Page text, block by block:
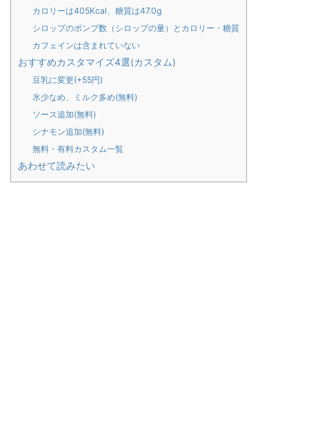
カロリーは405Kcal、糖質は47.0g
シロップのポンプ数（シロップの量）とカロリー・糖質
カフェインは含まれていない
おすすめカスタマイズ4選(カスタム)
豆乳に変更(+55円)
氷少なめ、ミルク多め(無料)
ソース追加(無料)
シナモン追加(無料)
無料・有料カスタム一覧
あわせて読みたい